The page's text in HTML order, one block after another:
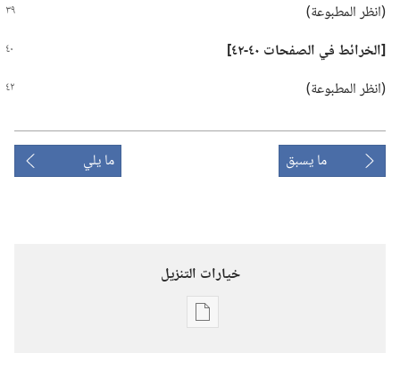
‏(‏انظر المطبوعة)‏
‏[الخرائط في الصفحات ٤٠-‏٤٢]‏
‏(‏انظر المطبوعة)‏
ما يسبق ما يلي
خيارات التنزيل
خيارات